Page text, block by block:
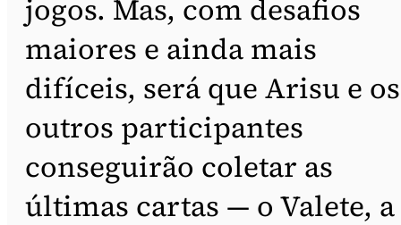
jogos. Mas, com desafios
maiores e ainda mais
difíceis, será que Arisu e os
outros participantes
conseguirão coletar as
últimas cartas — o Valete, a